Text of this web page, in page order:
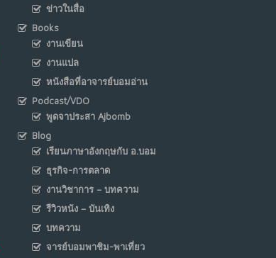
NO COMMENTS
น้ำตาเรา .. เป็นกรดจริงหรือ??
เม.ย. 19, 2026
อินโดนีเซีย กับเกมอำนาจที่มองไม่เห็น
เม.ย. 19, 2026
NO COMMENTS
ข่าวในสื่อ
Books
งานเขียน
งานแปล
หนังสือที่อาจารย์บอมอ่าน
Podcast/VDO
พูดจาประสา Ajbomb
Blog
เรียนภาษาอังกฤษกับ อ.บอม
ธุรกิจ-การตลาด
งานวิชาการ – บทความ
รีวิวหนัง – บันเทิง
บทความ
จารย์บอมพาชิม-พาเที่ยว